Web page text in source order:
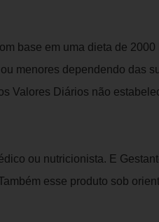
base em uma dieta de 2000
menores dependendo das
Valores Diários não
ou nutricionista. E
esse produto sob